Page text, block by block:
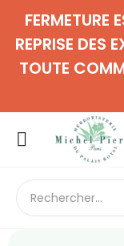
FERMETURE
REPRISE DES
TOUTE